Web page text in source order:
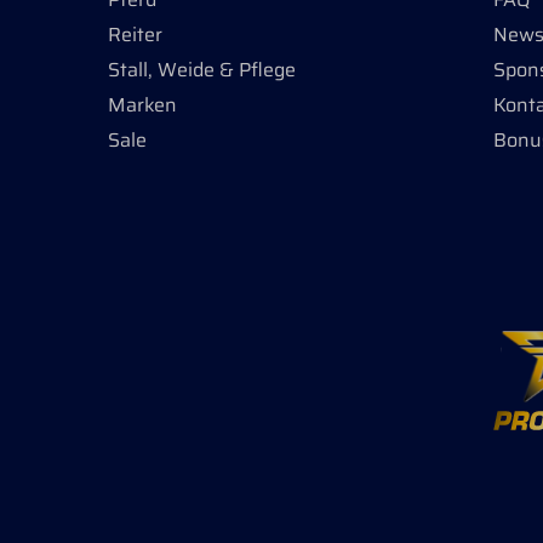
Reiter
Stall, Weide & Pflege
Marken
Sale